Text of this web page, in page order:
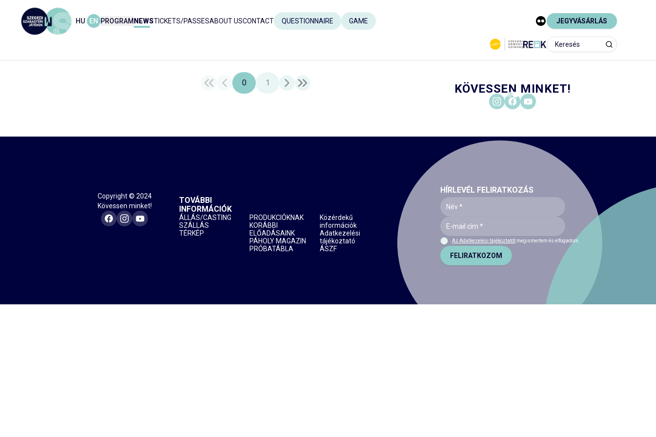
HU EN PROGRAM NEWSTICKETS/PASSESABOUT USCONTACT QUESTIONNAIRE GAME JEGYVÁSÁRLÁS
0 1 KÖVESSEN MINKET!
Copyright © 2024
Kövessen minket!
TOVÁBBI
INFORMÁCIÓK
ÁLLÁS/CASTING
SZÁLLÁS
TÉRKÉP
PRODUKCIÓKNAK
KORÁBBI
ELŐADÁSAINK
PÁHOLY MAGAZIN
PRÓBATÁBLA
Közérdekű
információk
Adatkezelési
tájékoztató
ÁSZF
HÍRLEVÉL FELIRATKOZÁS
Az Adatkezelési tájékoztatót megismertem és elfogadom.
FELIRATKOZOM